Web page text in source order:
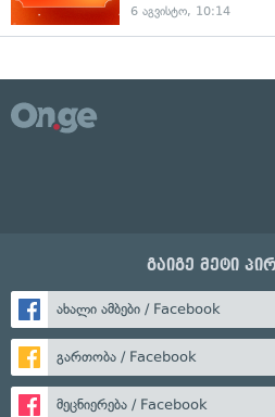
6 აგვისტო, 10:14
გაიგე მეტი
ახალი ამბები / Facebook
გართობა / Facebook
მეცნიერება / Facebook